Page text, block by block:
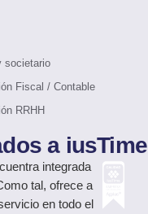
societario
Fiscal / Contable
RRHH
a iusTime
integrada
tal, ofrece a
en todo el